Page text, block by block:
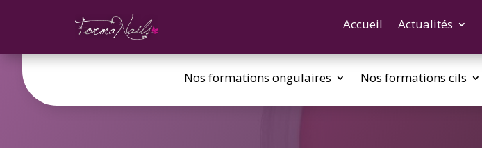
Accueil Actualités
Nos formations ongulaires Nos formations cils